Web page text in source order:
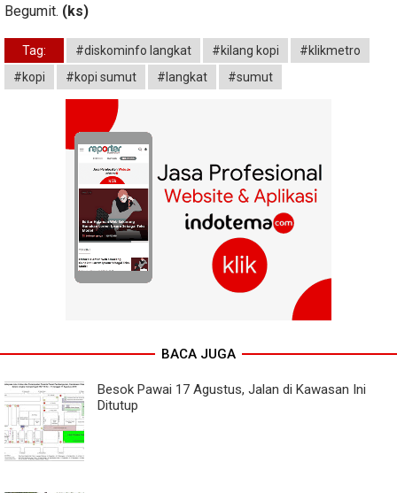
Begumit. (ks)
Tag: #diskominfo langkat #kilang kopi
#klikmetro
#kopi
#kopi sumut #langkat #sumut
BACA JUGA
Besok Pawai 17 Agustus, Jalan di Kawasan Ini
Ditutup